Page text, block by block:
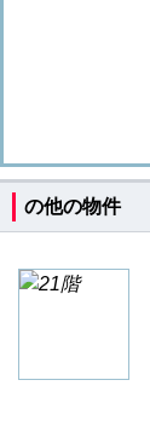
の他の物件